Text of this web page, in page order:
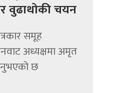
वुढाथोकी चयन
समूह
अध्यक्षमा अमृत
छ